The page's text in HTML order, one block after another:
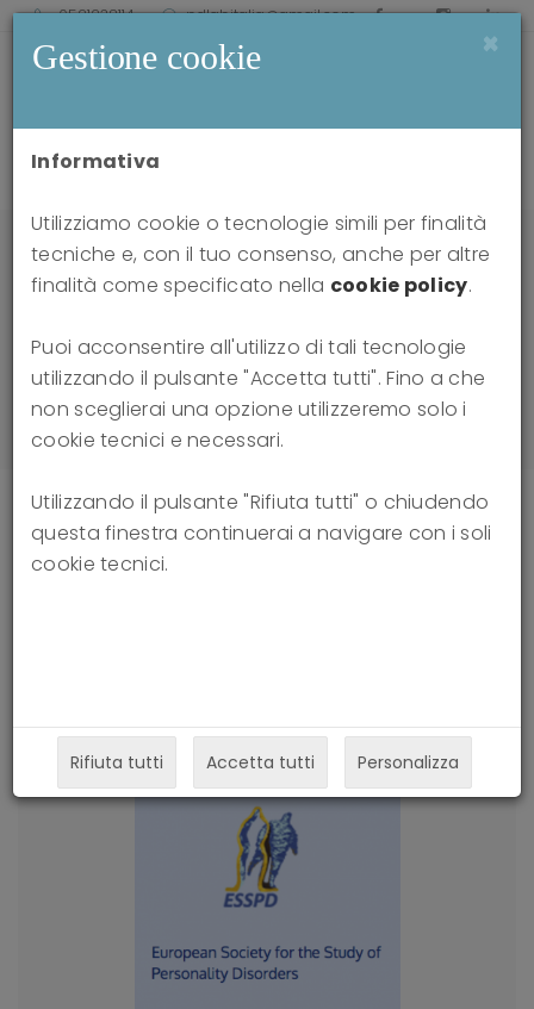
0521238114 pdlabitalia@gmail.com
Home News
Tutti
Gestione cookie ×
Informativa
Utilizziamo cookie o tecnologie simili per finalità
tecniche e, con il tuo consenso, anche per altre
finalità come specificato nella cookie policy.
Puoi acconsentire all'utilizzo di tali tecnologie
utilizzando il pulsante "Accetta tutti". Fino a che
non sceglierai una opzione utilizzeremo solo i
cookie tecnici e necessari.
Utilizzando il pulsante "Rifiuta tutti" o chiudendo
questa finestra continuerai a navigare con i soli
cookie tecnici.
Rifiuta tutti Accetta tutti Personalizza